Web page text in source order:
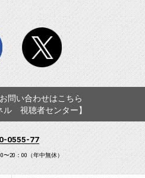
facebook twitter
問い合わせはこちら
ル 視聴者センター】
0555-77
〜20：00（年中無休）